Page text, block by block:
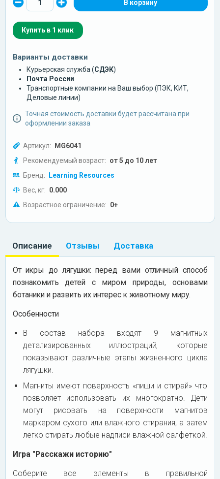
Купить в 1 клик
Варианты доставки
Курьерская служба (СДЭК)
Почта России
Транспортные компании на Ваш выбор (ПЭК, КИТ,
Деловые линии)
Точная стоимость доставки будет рассчитана при
оформлении заказа
Артикул: MG6041
Рекомендуемый возраст: от 5 до 10 лет
Бренд: Learning Resources
Вес, кг: 0.000
Возрастное ограничение: 0+
Описание Отзывы Доставка
От икры до лягушки: перед вами отличный способ
познакомить детей с миром природы, основами
ботаники и развить их интерес к животному миру.
Особенности
В состав набора входят 9 магнитных
детализированных иллюстраций, которые
показывают различные этапы жизненного цикла
лягушки.
Магниты имеют поверхность «пиши и стирай» что
позволяет использовать их многократно. Дети
могут рисовать на поверхности магнитов
маркером сухого или влажного стирания, а затем
легко стирать любые надписи влажной салфеткой.
Игра "Расскажи историю"
Соберите все элементы в правильной